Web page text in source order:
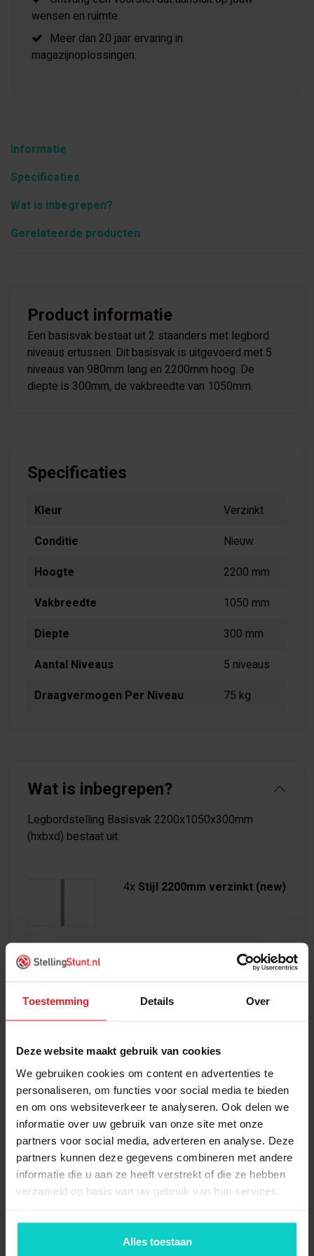
Toestemming Details Over
Deze website maakt gebruik van cookies
We gebruiken cookies om content en advertenties te
personaliseren, om functies voor social media te bieden
en om ons websiteverkeer te analyseren. Ook delen we
informatie over uw gebruik van onze site met onze
partners voor social media, adverteren en analyse. Deze
partners kunnen deze gegevens combineren met andere
informatie die u aan ze heeft verstrekt of die ze hebben
verzameld op basis van uw gebruik van hun services.
Alles toestaan
wensen en ruimte.
Meer dan 20 jaar ervaring in
magazijnoplossingen.
Informatie
Specificaties
Wat is inbegrepen?
Gerelateerde producten
Product informatie
Een basisvak bestaat uit 2 staanders met legbord
niveaus ertussen. Dit basisvak is uitgevoerd met 5
niveaus van 980mm lang en 2200mm hoog. De
diepte is 300mm, de vakbreedte van 1050mm.
Specificaties
Kleur
Verzinkt
Conditie
Nieuw
Hoogte
2200 mm
Vakbreedte
1050 mm
Diepte
300 mm
Aantal Niveaus
5 niveaus
Draagvermogen Per Niveau
75 kg
Wat is inbegrepen?
Legbordstelling Basisvak 2200x1050x300mm
(hxbxd) bestaat uit:
4x Stijl 2200mm verzinkt (new)
Voetplaat staal klein (enkel)
5xLegbord 980x300mm (new)
1xKruisschoor voor vak
1000mm (new)